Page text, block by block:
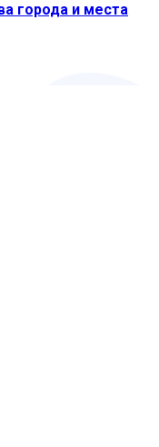
города и места